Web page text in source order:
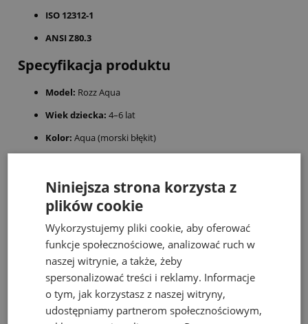
ISO 12312-1
ANSI Z80.3
Specyfikacja produktu
Model: Rozz Aqua
Wiek dziecka: 4–6 lat
Kolor: Aqua (morski błękit)
Najważniejsze cechy: UV400, polaryzacja, filtr światła
niebieskiego, kategoria przyciemnienia 3
Wybierz okulary KiETLA Rozz Aqua – połącz bezpieczeństwo z
radością odkrywania świata w pełnym słońcu!
Bestsellery
Niniejsza strona korzysta z
plików cookie
Wykorzystujemy pliki cookie, aby oferować
funkcje społecznościowe, analizować ruch w
naszej witrynie, a także, żeby
spersonalizować treści i reklamy. Informacje
o tym, jak korzystasz z naszej witryny,
udostępniamy partnerom społecznościowym,